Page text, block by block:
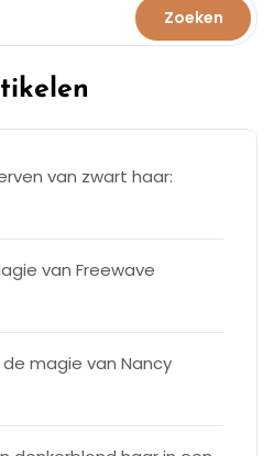
Zoeken
van zwart haar:
van Freewave
magie van Nancy